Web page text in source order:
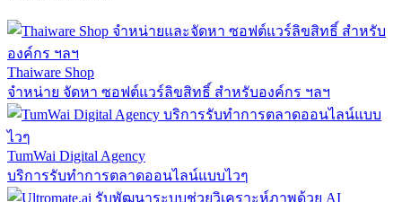
Thaiware Shop
จำหน่าย จัดหา ซอฟต์แวร์ลิขสิทธิ์ สำหรับองค์กร ฯลฯ
TumWai Digital Agency
บริการรับทำการตลาดออนไลน์แบบไวๆ